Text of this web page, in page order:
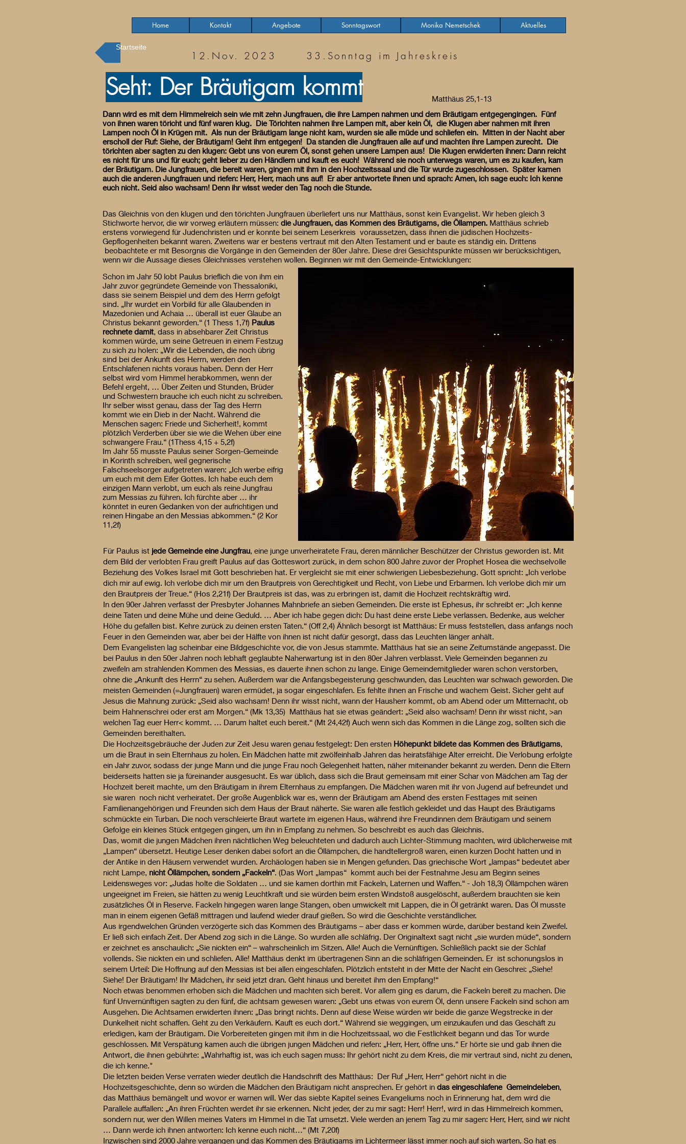
Home Kontakt Angebote Sonntagswort Monika Nemetschek Aktuelles
Startseite
12.Nov. 2023 33.Sonntag im Jahreskreis
Seht: Der Bräutigam kommt
Matthäus 25,1-13
Dann wird es mit dem Himmelreich sein wie mit zehn Jungfrauen, die ihre Lampen nahmen und dem Bräutigam entgegengingen. Fünf
von ihnen waren töricht und fünf waren klug. Die Törichten nahmen ihre Lampen mit, aber kein Öl, die Klugen aber nahmen mit ihren
Lampen noch Öl in Krügen mit. Als nun der Bräutigam lange nicht kam, wurden sie alle müde und schliefen ein. Mitten in der Nacht aber
erscholl der Ruf: Siehe, der Bräutigam! Geht ihm entgegen! Da standen die Jungfrauen alle auf und machten ihre Lampen zurecht. Die
törichten aber sagten zu den klugen: Gebt uns von eurem Öl, sonst gehen unsere Lampen aus! Die Klugen erwiderten ihnen: Dann reicht
es nicht für uns und für euch; geht lieber zu den Händlern und kauft es euch! Während sie noch unterwegs waren, um es zu kaufen, kam
der Bräutigam. Die Jungfrauen, die bereit waren, gingen mit ihm in den Hochzeitssaal und die Tür wurde zugeschlossen. Später kamen
auch die anderen Jungfrauen und riefen: Herr, Herr, mach uns auf! Er aber antwortete ihnen und sprach: Amen, ich sage euch: Ich kenne
euch nicht. Seid also wachsam! Denn ihr wisst weder den Tag noch die Stunde.
Das Gleichnis von den klugen und den törichten Jungfrauen überliefert uns nur Matthäus, sonst kein Evangelist. Wir heben gleich 3
Stichworte hervor, die wir vorweg erläutern müssen: die Jungfrauen, das Kommen des Bräutigams, die Öllampen. Matthäus schrieb
erstens vorwiegend für Judenchristen und er konnte bei seinem Leserkreis voraussetzen, dass ihnen die jüdischen Hochzeits-
Gepflogenheiten bekannt waren. Zweitens war er bestens vertraut mit den Alten Testament und er baute es ständig ein. Drittens
beobachtete er mit Besorgnis die Vorgänge in den Gemeinden der 80er Jahre. Diese drei Gesichtspunkte müssen wir berücksichtigen,
wenn wir die Aussage dieses Gleichnisses verstehen wollen. Beginnen wir mit den Gemeinde-Entwicklungen:
Schon im Jahr 50 lobt Paulus brieflich die von ihm ein
Jahr zuvor gegründete Gemeinde von Thessaloniki,
dass sie seinem Beispiel und dem des Herrn gefolgt
sind. „Ihr wurdet ein Vorbild für alle Glaubenden in
Mazedonien und Achaia … überall ist euer Glaube an
Christus bekannt geworden.“ (1 Thess 1,7f) Paulus
rechnete damit, dass in absehbarer Zeit Christus
kommen würde, um seine Getreuen in einem Festzug
zu sich zu holen: „Wir die Lebenden, die noch übrig
sind bei der Ankunft des Herrn, werden den
Entschlafenen nichts voraus haben. Denn der Herr
selbst wird vom Himmel herabkommen, wenn der
Befehl ergeht, … Über Zeiten und Stunden, Brüder
und Schwestern brauche ich euch nicht zu schreiben.
Ihr selber wisst genau, dass der Tag des Herrn
kommt wie ein Dieb in der Nacht. Während die
Menschen sagen: Friede und Sicherheit!, kommt
plötzlich Verderben über sie wie die Wehen über eine
schwangere Frau.“ (1Thess 4,15 + 5,2f)
Im Jahr 55 musste Paulus seiner Sorgen-Gemeinde
in Korinth schreiben, weil gegnerische
Falschseelsorger aufgetreten waren: „Ich werbe eifrig
um euch mit dem Eifer Gottes. Ich habe euch dem
einzigen Mann verlobt, um euch als reine Jungfrau
zum Messias zu führen. Ich fürchte aber … ihr
könntet in euren Gedanken von der aufrichtigen und
reinen Hingabe an den Messias abkommen.“ (2 Kor
11,2f)
Für Paulus ist jede Gemeinde eine Jungfrau, eine junge unverheiratete Frau, deren männlicher Beschützer der Christus geworden ist. Mit
dem Bild der verlobten Frau greift Paulus auf das Gotteswort zurück, in dem schon 800 Jahre zuvor der Prophet Hosea die wechselvolle
Beziehung des Volkes Israel mit Gott beschrieben hat. Er vergleicht sie mit einer schwierigen Liebesbeziehung. Gott spricht: „Ich verlobe
dich mir auf ewig. Ich verlobe dich mir um den Brautpreis von Gerechtigkeit und Recht, von Liebe und Erbarmen. Ich verlobe dich mir um
den Brautpreis der Treue.“ (Hos 2,21f) Der Brautpreis ist das, was zu erbringen ist, damit die Hochzeit rechtskräftig wird.
In den 90er Jahren verfasst der Presbyter Johannes Mahnbriefe an sieben Gemeinden. Die erste ist Ephesus, ihr schreibt er: „Ich kenne
deine Taten und deine Mühe und deine Geduld. … Aber ich habe gegen dich: Du hast deine erste Liebe verlassen. Bedenke, aus welcher
Höhe du gefallen bist. Kehre zurück zu deinen ersten Taten.“ (Off 2,4) Ähnlich besorgt ist Matthäus: Er muss feststellen, dass anfangs noch
Feuer in den Gemeinden war, aber bei der Hälfte von ihnen ist nicht dafür gesorgt, dass das Leuchten länger anhält.
Dem Evangelisten lag scheinbar eine Bildgeschichte vor, die von Jesus stammte. Matthäus hat sie an seine Zeitumstände angepasst. Die
bei Paulus in den 50er Jahren noch lebhaft geglaubte Naherwartung ist in den 80er Jahren verblasst. Viele Gemeinden begannen zu
zweifeln am strahlenden Kommen des Messias, es dauerte ihnen schon zu lange. Einige Gemeindemitglieder waren schon verstorben,
ohne die „Ankunft des Herrn“ zu sehen. Außerdem war die Anfangsbegeisterung geschwunden, das Leuchten war schwach geworden. Die
meisten Gemeinden (=Jungfrauen) waren ermüdet, ja sogar eingeschlafen. Es fehlte ihnen an Frische und wachem Geist. Sicher geht auf
Jesus die Mahnung zurück: „Seid also wachsam! Denn ihr wisst nicht, wann der Hausherr kommt, ob am Abend oder um Mitternacht, ob
beim Hahnenschrei oder erst am Morgen.“ (Mk 13,35) Matthäus hat sie etwas geändert: „Seid also wachsam! Denn ihr wisst nicht, >an
welchen Tag euer Herr< kommt. … Darum haltet euch bereit.“ (Mt 24,42f) Auch wenn sich das Kommen in die Länge zog, sollten sich die
Gemeinden bereithalten.
Die Hochzeitsgebräuche der Juden zur Zeit Jesu waren genau festgelegt: Den ersten Höhepunkt bildete das Kommen des Bräutigams,
um die Braut in sein Elternhaus zu holen. Ein Mädchen hatte mit zwölfeinhalb Jahren das heiratsfähige Alter erreicht. Die Verlobung erfolgte
ein Jahr zuvor, sodass der junge Mann und die junge Frau noch Gelegenheit hatten, näher miteinander bekannt zu werden. Denn die Eltern
beiderseits hatten sie ja füreinander ausgesucht. Es war üblich, dass sich die Braut gemeinsam mit einer Schar von Mädchen am Tag der
Hochzeit bereit machte, um den Bräutigam in ihrem Elternhaus zu empfangen. Die Mädchen waren mit ihr von Jugend auf befreundet und
sie waren noch nicht verheiratet. Der große Augenblick war es, wenn der Bräutigam am Abend des ersten Festtages mit seinen
Familienangehörigen und Freunden sich dem Haus der Braut näherte. Sie waren alle festlich gekleidet und das Haupt des Bräutigams
schmückte ein Turban. Die noch verschleierte Braut wartete im eigenen Haus, während ihre Freundinnen dem Bräutigam und seinem
Gefolge ein kleines Stück entgegen gingen, um ihn in Empfang zu nehmen. So beschreibt es auch das Gleichnis.
Das, womit die jungen Mädchen ihren nächtlichen Weg beleuchteten und dadurch auch Lichter-Stimmung machten, wird üblicherweise mit
„Lampen“ übersetzt. Heutige Leser denken dabei sofort an die Öllämpchen, die handtellergroß waren, einen kurzen Docht hatten und in
der Antike in den Häusern verwendet wurden. Archäologen haben sie in Mengen gefunden. Das griechische Wort „lampas“ bedeutet aber
nicht Lampe, nicht Öllämpchen, sondern „Fackeln“. (Das Wort „lampas“ kommt auch bei der Festnahme Jesu am Beginn seines
Leidensweges vor: „Judas holte die Soldaten … und sie kamen dorthin mit Fackeln, Laternen und Waffen.“ - Joh 18,3) Öllämpchen wären
ungeeignet im Freien, sie hätten zu wenig Leuchtkraft und sie würden beim ersten Windstoß ausgelöscht, außerdem brauchten sie kein
zusätzliches Öl in Reserve. Fackeln hingegen waren lange Stangen, oben umwickelt mit Lappen, die in Öl getränkt waren. Das Öl musste
man in einem eigenen Gefäß mittragen und laufend wieder drauf gießen. So wird die Geschichte verständlicher.
Aus irgendwelchen Gründen verzögerte sich das Kommen des Bräutigams – aber dass er kommen würde, darüber bestand kein Zweifel.
Er ließ sich einfach Zeit. Der Abend zog sich in die Länge. So wurden alle schläfrig. Der Originaltext sagt nicht „sie wurden müde“, sondern
er zeichnet es anschaulich: „Sie nickten ein“ – wahrscheinlich im Sitzen. Alle! Auch die Vernünftigen. Schließlich packt sie der Schlaf
vollends. Sie nickten ein und schliefen. Alle! Matthäus denkt im übertragenen Sinn an die schläfrigen Gemeinden. Er ist schonungslos in
seinem Urteil: Die Hoffnung auf den Messias ist bei allen eingeschlafen. Plötzlich entsteht in der Mitte der Nacht ein Geschrei: „Siehe!
Siehe! Der Bräutigam! Ihr Mädchen, ihr seid jetzt dran. Geht hinaus und bereitet ihm den Empfang!“
Noch etwas benommen erhoben sich die Mädchen und machten sich bereit. Vor allem ging es darum, die Fackeln bereit zu machen. Die
fünf Unvernünftigen sagten zu den fünf, die achtsam gewesen waren: „Gebt uns etwas von eurem Öl, denn unsere Fackeln sind schon am
Ausgehen. Die Achtsamen erwiderten ihnen: „Das bringt nichts. Denn auf diese Weise würden wir beide die ganze Wegstrecke in der
Dunkelheit nicht schaffen. Geht zu den Verkäufern. Kauft es euch dort.“ Während sie weggingen, um einzukaufen und das Geschäft zu
erledigen, kam der Bräutigam. Die Vorbereiteten gingen mit ihm in die Hochzeitssaal, wo die Festlichkeit begann und das Tor wurde
geschlossen. Mit Verspätung kamen auch die übrigen jungen Mädchen und riefen: „Herr, Herr, öffne uns.“ Er hörte sie und gab ihnen die
Antwort, die ihnen gebührte: „Wahrhaftig ist, was ich euch sagen muss: Ihr gehört nicht zu dem Kreis, die mir vertraut sind, nicht zu denen,
die ich kenne."
Die letzten beiden Verse verraten wieder deutlich die Handschrift des Matthäus: Der Ruf „Herr, Herr“ gehört nicht in die
Hochzeitsgeschichte, denn so würden die Mädchen den Bräutigam nicht ansprechen. Er gehört in das eingeschlafene Gemeindeleben,
das Matthäus bemängelt und wovor er warnen will. Wer das siebte Kapitel seines Evangeliums noch in Erinnerung hat, dem wird die
Parallele auffallen: „An ihren Früchten werdet ihr sie erkennen. Nicht jeder, der zu mir sagt: Herr! Herr!, wird in das Himmelreich kommen,
sondern nur, wer den Willen meines Vaters im Himmel in die Tat umsetzt. Viele werden an jenem Tag zu mir sagen: Herr, Herr, sind wir nicht
… Dann werde ich ihnen antworten: Ich kenne euch nicht…“ (Mt 7,20f)
Inzwischen sind 2000 Jahre vergangen und das Kommen des Bräutigams im Lichtermeer lässt immer noch auf sich warten. So hat es